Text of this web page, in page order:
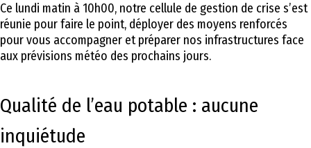
Ce lundi matin à 10h00, notre cellule de gestion de crise s’est
réunie pour faire le point, déployer des moyens renforcés
pour vous accompagner et préparer nos infrastructures face
aux prévisions météo des prochains jours.
Qualité de l’eau potable : aucune
inquiétude